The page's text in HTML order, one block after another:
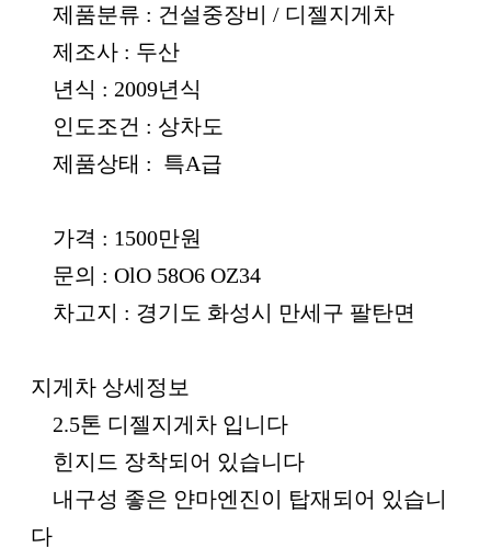
제품분류 : 건설중장비 / 디젤지게차
제조사 : 두산
년식 : 2009년식
인도조건 : 상차도
제품상태 : 특A급
가격 : 1500만원
문의 : OlO 58O6 OZ34
차고지 : 경기도 화성시 만세구 팔탄면
지게차 상세정보
2.5톤 디젤지게차 입니다
힌지드 장착되어 있습니다
내구성 좋은 얀마엔진이 탑재되어 있습니
다